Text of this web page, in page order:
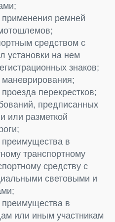
ремней
средством с
установки на нем
знаков;
перекрестков;
предписанных
или разметкой
в
транспортному
средству с
световыми и
в
или иным участникам